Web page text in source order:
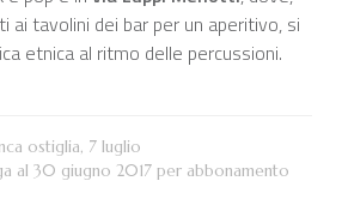
ai tavolini dei bar per un aperitivo, si
etnica al ritmo delle percussioni.
ostiglia, 7 luglio
al 30 giugno 2017 per abbonamento